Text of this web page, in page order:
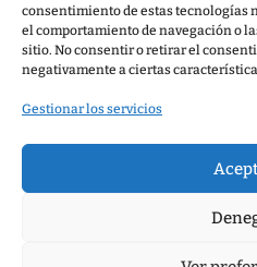
consentimiento de estas tecnologías
el comportamiento de navegación o
sitio. No consentir o retirar el
negativamente a ciertas
Gestionar los servicios
¿Existe algún
exención fiscal
de salud?
¿Es necesario
empleados